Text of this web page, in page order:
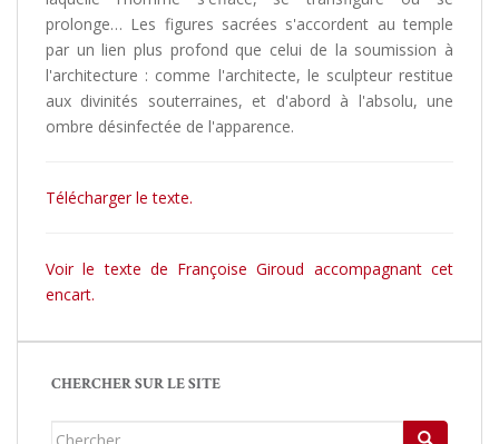
prolonge… Les figures sacrées s'accordent au temple
par un lien plus profond que celui de la soumission à
l'architecture : comme l'architecte, le sculpteur restitue
aux divinités souterraines, et d'abord à l'absolu, une
ombre désinfectée de l'apparence.
Télécharger le texte.
Voir le texte de Françoise Giroud accompagnant cet
encart.
CHERCHER SUR LE SITE
Chercher...